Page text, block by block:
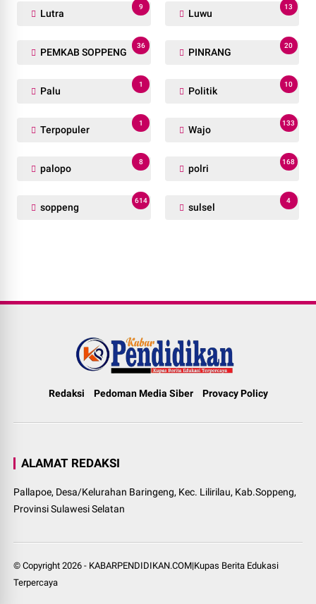
Lutra
9
Luwu
13
PEMKAB SOPPENG
36
PINRANG
20
Palu
1
Politik
10
Terpopuler
1
Wajo
133
palopo
8
polri
168
soppeng
614
sulsel
4
Redaksi Pedoman Media Siber Provacy Policy
ALAMAT REDAKSI
Pallapoe, Desa/Kelurahan Baringeng, Kec. Lilirilau, Kab.Soppeng,
Provinsi Sulawesi Selatan
© Copyright2026 - KABARPENDIDIKAN.COM|Kupas Berita Edukasi
Terpercaya